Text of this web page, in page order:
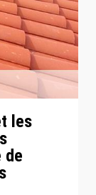
les
de